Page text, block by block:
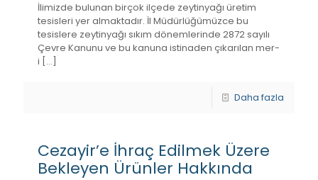
İlimizde bulunan birçok ilçede zeytinyağı üretim
tesisleri yer almaktadır. İl Müdürlüğümüzce bu
tesislere zeytinyağı sıkım dönemlerinde 2872 sayılı
Çevre Kanunu ve bu kanuna istinaden çıkarılan mer-
i […]
Daha fazla
Cezayir’e İhraç Edilmek Üzere
Bekleyen Ürünler Hakkında